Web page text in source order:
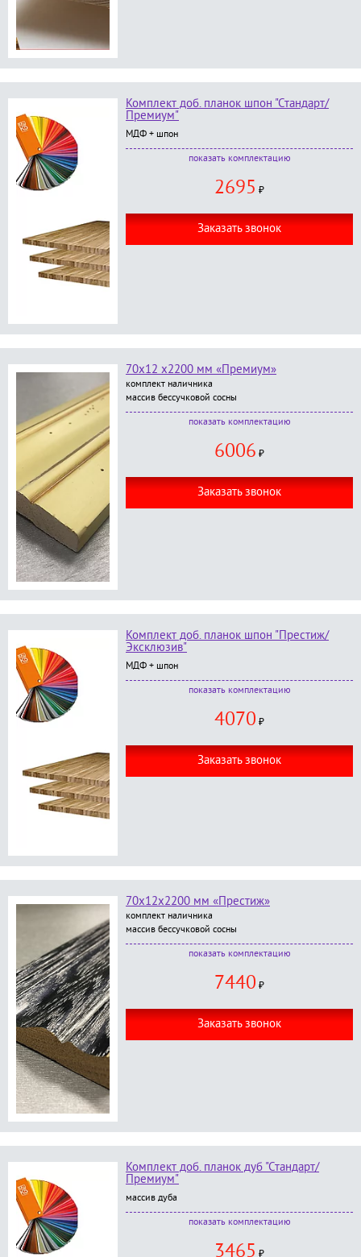
Комплект доб. планок шпон "Стандарт/
Премиум"
МДФ + шпон
В комплект входит:
доборная планка шпон дуба/анегро 1.2 - 1 шт;
комплектацию
2695 ₽
Заказать звонок
70х12 х2200 мм «Премиум»
комплект наличника
массив бессучковой сосны
В комплект входит:
Премиум;
комплектацию
6006 ₽
Заказать звонок
Комплект доб. планок шпон "Престиж/
Эксклюзив"
МДФ + шпон
В комплект входит:
доборная планка шпон дуба/анегро 1.2 - 1 шт;
комплектацию
4070 ₽
Заказать звонок
70х12х2200 мм «Престиж»
комплект наличника
массив бессучковой сосны
В комплект входит:комплектацию
7440 ₽
Заказать звонок
Комплект доб. планок дуб "Стандарт/
Премиум"
массив дуба
В комплект входит:
доборная планка дуб 1.1 - 1 шт;
комплектацию
3465